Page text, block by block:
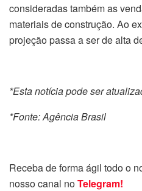
consideradas também as
materiais de construção. Ao
projeção passa a ser de alta
*Esta notícia pode ser
*Fonte: Agência Brasil
Receba de forma ágil todo o
nosso canal noTelegram!